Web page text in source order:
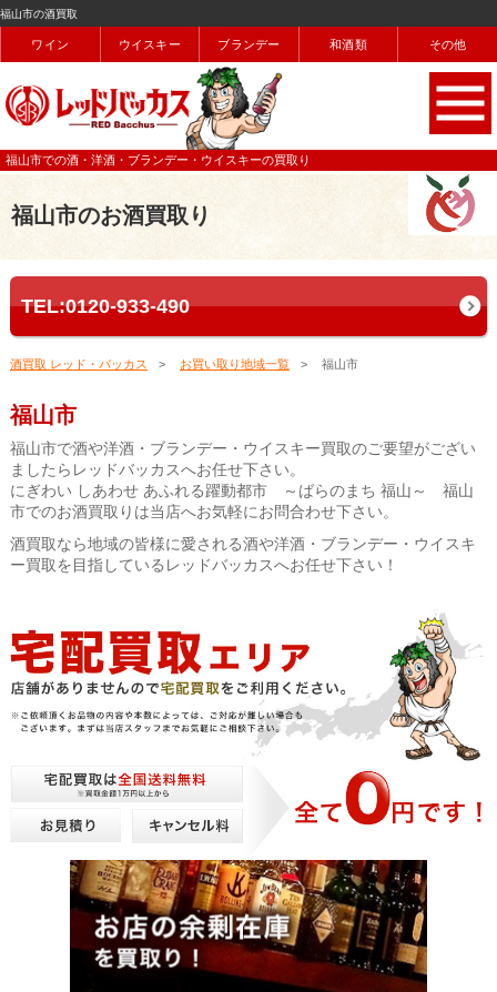
福山市の酒買取
ワイン ウイスキー ブランデー 和酒類 その他
福山市での酒・洋酒・ブランデー・ウイスキーの買取り
福山市のお酒買取り
TEL:0120-933-490
酒買取 レッド・バッカス お買い取り地域一覧 福山市
福山市
福山市で酒や洋酒・ブランデー・ウイスキー買取のご要望がござい
ましたらレッドバッカスへお任せ下さい。
にぎわい しあわせ あふれる躍動都市 ～ばらのまち 福山～ 福山
市でのお酒買取りは当店へお気軽にお問合わせ下さい。
酒買取なら地域の皆様に愛される酒や洋酒・ブランデー・ウイスキ
ー買取を目指しているレッドバッカスへお任せ下さい！